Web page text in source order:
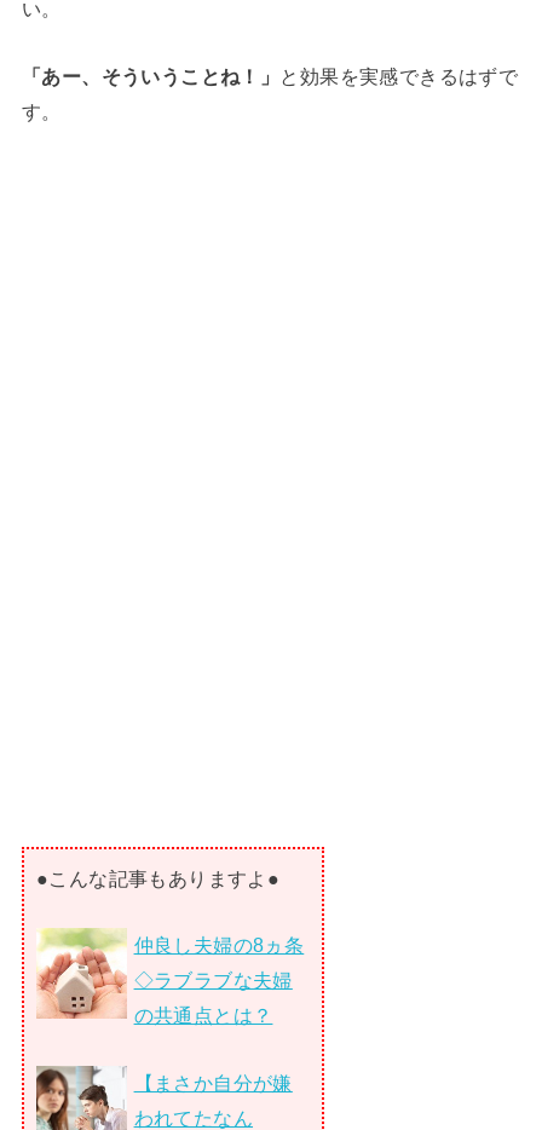
い。
「あー、そういうことね！」 と効果を実感できるはずで
す。
●こんな記事もありますよ●
仲良し夫婦の8ヵ条
◇ラブラブな夫婦
の共通点とは？
【まさか自分が嫌
われてたなん